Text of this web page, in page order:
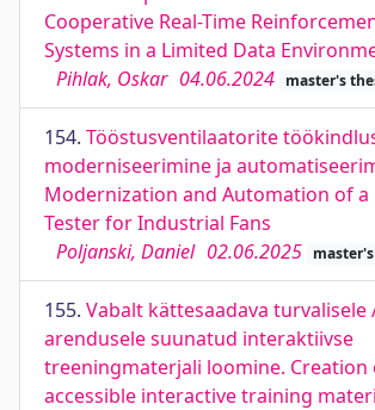
Cooperative Real-Time
Systems in a Limited Data
Pihlak, Oskar 04.06.2024 master's
154. Tööstusventilaatorite
moderniseerimine ja
Modernization and Automation of a
Tester for Industrial Fans
Poljanski, Daniel 02.06.2025
155. Vabalt kättesaadava turvalisele
arendusele suunatud interaktiivse
treeningmaterjali loomine. Creation
accessible interactive training